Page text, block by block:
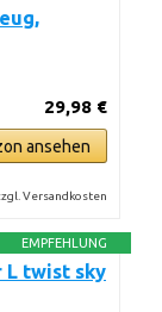
29,98 €
ansehen
Versandkosten
EMPFEHLUNG
twist sky